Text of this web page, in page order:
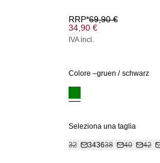
RRP*69,90 €
34,90 €
IVA incl.
Colore –gruen / schwarz
Seleziona una taglia
32 343638 40 42